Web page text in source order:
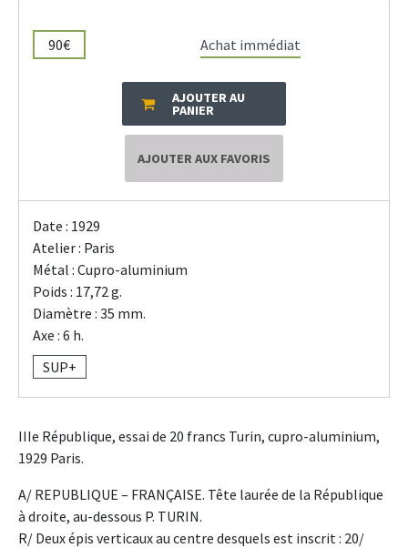
90€ Achat immédiat
AJOUTER AU
PANIER
AJOUTER AUX FAVORIS
Date : 1929
Atelier : Paris
Métal : Cupro-aluminium
Poids : 17,72 g.
Diamètre : 35 mm.
Axe : 6 h.
SUP+
IIIe République, essai de 20 francs Turin, cupro-aluminium,
1929 Paris.
A/ REPUBLIQUE – FRANÇAISE. Tête laurée de la République
à droite, au-dessous P. TURIN.
R/ Deux épis verticaux au centre desquels est inscrit : 20/